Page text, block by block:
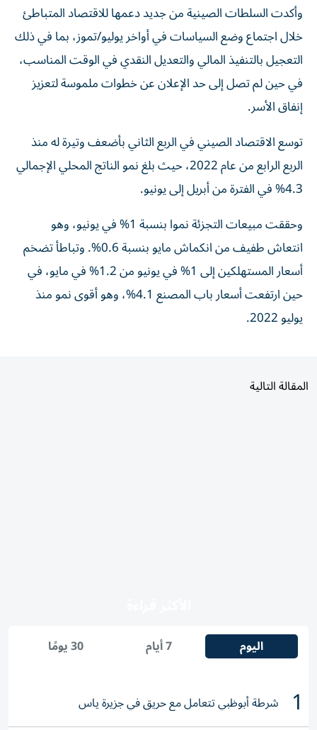
وأكدت السلطات الصينية من جديد دعمها للاقتصاد المتباطئ
خلال اجتماع وضع السياسات في أواخر يوليو/تموز، بما في ذلك
التعجيل بالتنفيذ المالي والتعديل النقدي في الوقت المناسب،
في حين لم تصل إلى حد الإعلان عن خطوات ملموسة لتعزيز
إنفاق الأسر.
توسع الاقتصاد الصيني في الربع الثاني بأضعف وتيرة له منذ
الربع الرابع من عام 2022، حيث بلغ نمو الناتج المحلي الإجمالي
4.3% في الفترة من أبريل إلى يونيو.
وحققت مبيعات التجزئة نموا بنسبة 1% في يونيو، وهو
انتعاش طفيف من انكماش مايو بنسبة 0.6%. وتباطأ تضخم
أسعار المستهلكين إلى 1% في يونيو من 1.2% في مايو، في
حين ارتفعت أسعار باب المصنع 4.1%، وهو أقوى نمو منذ
يوليو 2022.
المقالة التالية
اليوم 7 أيام 30 يومًا
1 شرطة أبوظبي تتعامل مع حريق في جزيرة ياس